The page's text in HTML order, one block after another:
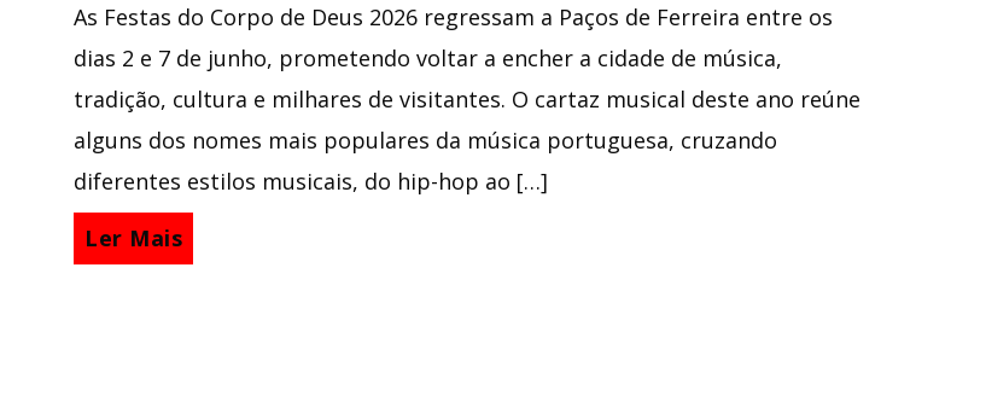
As Festas do Corpo de Deus 2026 regressam a Paços de Ferreira entre os
dias 2 e 7 de junho, prometendo voltar a encher a cidade de música,
tradição, cultura e milhares de visitantes. O cartaz musical deste ano reúne
alguns dos nomes mais populares da música portuguesa, cruzando
diferentes estilos musicais, do hip-hop ao […]
Ler Mais